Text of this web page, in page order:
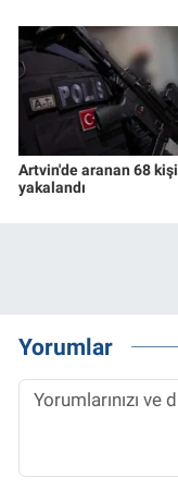
Artvin'de aranan 68 kişi
yakalandı
Yorumlar